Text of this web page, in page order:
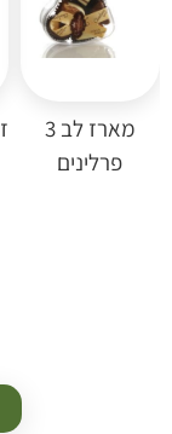
מארז לב 3
פרלינים
זר 6 בונבוניירות